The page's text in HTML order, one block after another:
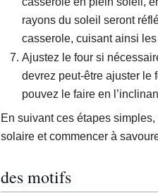
rayons du soleil seront
casserole, cuisant ainsi
Ajustez le four si
devrez peut-être ajuster le
pouvez le faire en
En suivant ces étapes
solaire et commencer à
des motifs